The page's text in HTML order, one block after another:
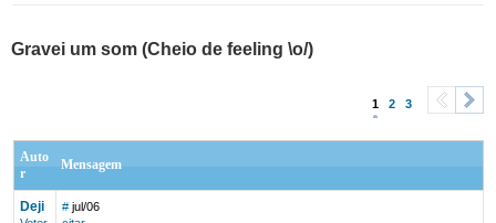
Gravei um som (Cheio de feeling \o/)
1 2 3
Auto
r
Mensagem
Deji # jul/06